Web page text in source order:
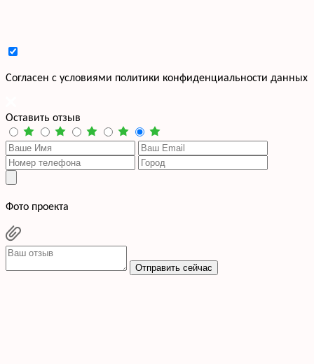
Cогласен с условиями политики конфиденциальности данных
Оставить отзыв
Фото проекта
Отправить сейчас